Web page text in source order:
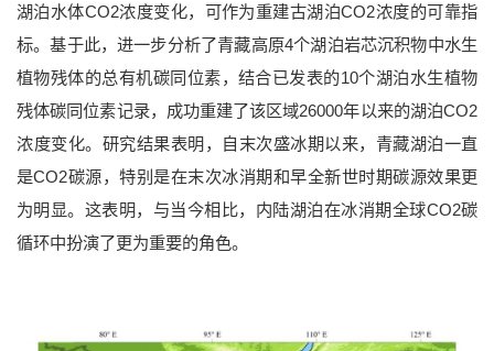
科研概况 科研平台 科研团队 科研成果 学术期刊
湖泊水体CO2浓度变化，可作为重建古湖泊CO2浓度的可靠指
标。基于此，进一步分析了青藏高原4个湖泊岩芯沉积物中水生
植物残体的总有机碳同位素，结合已发表的10个湖泊水生植物
残体碳同位素记录，成功重建了该区域26000年以来的湖泊CO2
浓度变化。研究结果表明，自末次盛冰期以来，青藏湖泊一直
是CO2碳源，特别是在末次冰消期和早全新世时期碳源效果更
为明显。这表明，与当今相比，内陆湖泊在冰消期全球CO2碳
循环中扮演了更为重要的角色。